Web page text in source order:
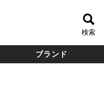
検索
ブランド